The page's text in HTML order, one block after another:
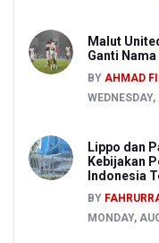
Malut
Ganti
BY AHMAD
Lippo dan
Kebijakan
Indonesia
BY
MONDAY,